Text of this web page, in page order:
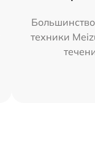
техники